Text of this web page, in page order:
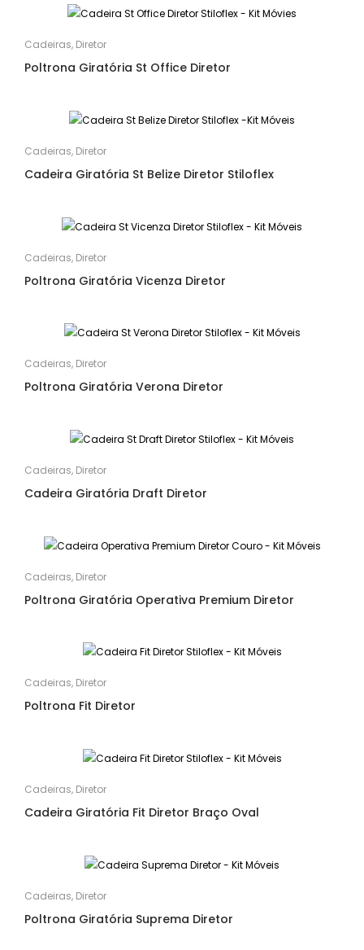
Cadeiras, Diretor
Poltrona Giratória St Office Diretor
Cadeiras, Diretor
Cadeira Giratória St Belize Diretor Stiloflex
Cadeiras, Diretor
Poltrona Giratória Vicenza Diretor
Cadeiras, Diretor
Poltrona Giratória Verona Diretor
Cadeiras, Diretor
Cadeira Giratória Draft Diretor
Cadeiras, Diretor
Poltrona Giratória Operativa Premium Diretor
Cadeiras, Diretor
Poltrona Fit Diretor
Cadeiras, Diretor
Cadeira Giratória Fit Diretor Braço Oval
Cadeiras, Diretor
Poltrona Giratória Suprema Diretor